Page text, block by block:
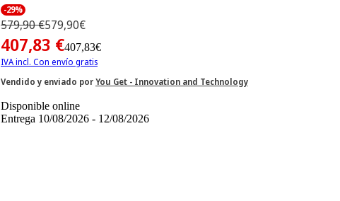
-29%
579,90 €579,90€
407,83 €407,83€
IVA incl. Con envío gratis
Vendido y enviado porYou Get - Innovation and Technology
Disponible online
Entrega 10/08/2026 - 12/08/2026